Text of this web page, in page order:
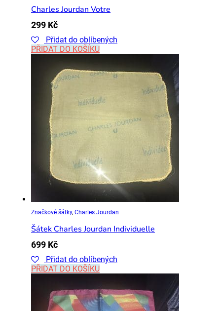
Charles Jourdan Votre
299 Kč
Přidat do oblíbených
PŘIDAT DO KOŠÍKU
Značkové šátky, Charles Jourdan
Šátek Charles Jourdan Individuelle
699 Kč
Přidat do oblíbených
PŘIDAT DO KOŠÍKU